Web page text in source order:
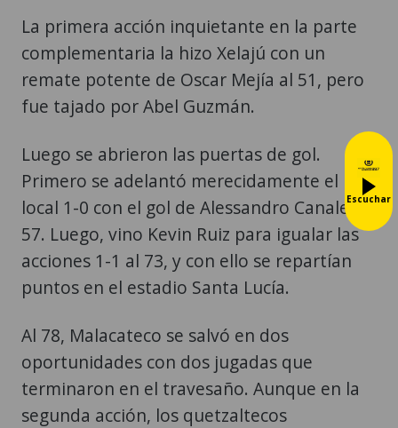
La primera acción inquietante en la parte
complementaria la hizo Xelajú con un
remate potente de Oscar Mejía al 51, pero
fue tajado por Abel Guzmán.
Luego se abrieron las puertas de gol.
Primero se adelantó merecidamente el
local 1-0 con el gol de Alessandro Canales al
57. Luego, vino Kevin Ruiz para igualar las
acciones 1-1 al 73, y con ello se repartían
puntos en el estadio Santa Lucía.
Al 78, Malacateco se salvó en dos
oportunidades con dos jugadas que
terminaron en el travesaño. Aunque en la
segunda acción, los quetzaltecos
Escuchar